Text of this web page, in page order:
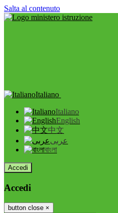
Salta al contenuto
Italiano
Italiano
English
中文
عربى
বাংলা
Accedi
Accedi
button close ×